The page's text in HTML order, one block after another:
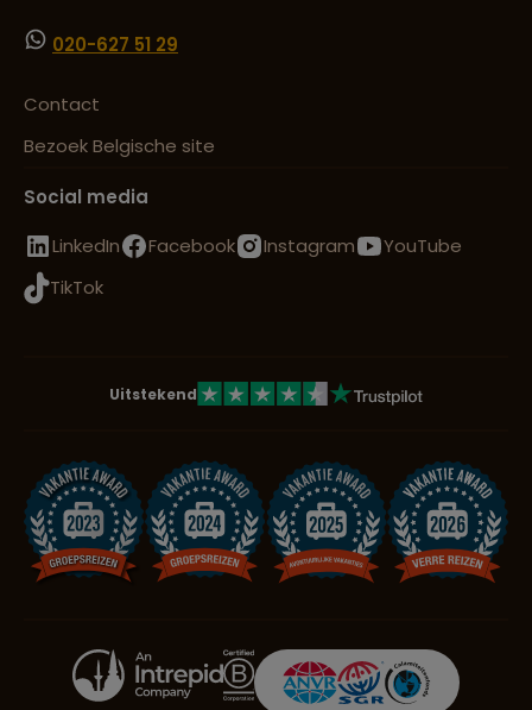
020-627 51 29
Contact
Bezoek Belgische site
Social media
LinkedIn
Facebook Instagram
YouTube
TikTok
Uitstekend